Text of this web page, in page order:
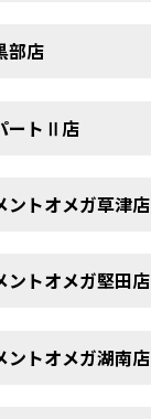
部店
ートⅡ店
ントオメガ草津店
ントオメガ堅田店
ントオメガ湖南店